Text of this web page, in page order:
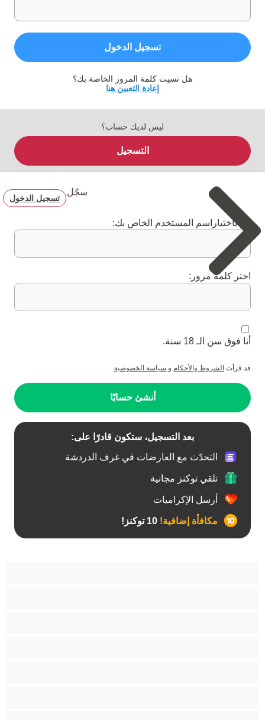
تسجيل الدخول
هل نسيت كلمة المرور الخاصة بك؟
إعادة التعيين هنا
ليس لديك حساب؟
التسجيل
سجّل
تسجيل الدخول
قم باختياراسم المستخدم الخاص بك:
اختر كلمة مرور:
أنا فوق سن الـ 18 سنة.
قد قرأت الشروط والأحكام و سياسة الخصوصية.
أنشئ حسابًا
بعد التسجيل، ستكون قادرًا على:
التحدّث مع العارضات في غرف الدردشة
تلقي توكنز مجانية
أرسل الإكراميات
مكافأة إضافية!